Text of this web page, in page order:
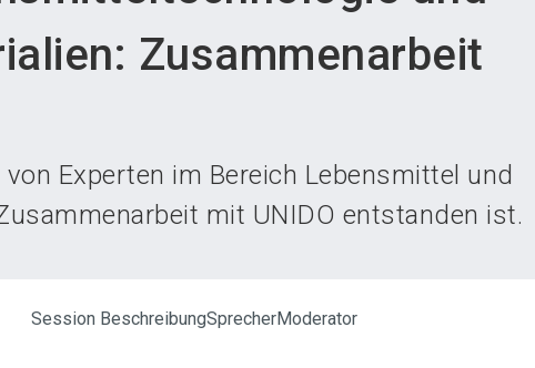
Zusammenarbeit
Experten im Bereich Lebensmittel und
mit UNIDO entstanden ist.
Session BeschreibungSprecherModerator